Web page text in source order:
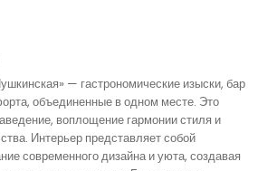
— гастрономические изыски, бар
объединенные в одном месте. Это
воплощение гармонии стиля и
Интерьер представляет собой
современного дизайна и уюта, создавая